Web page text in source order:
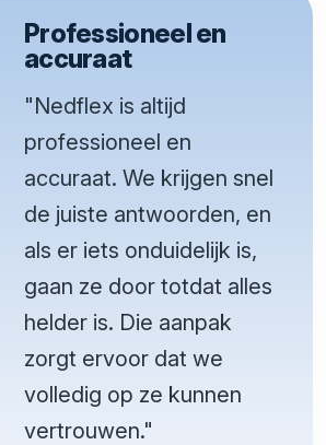
Professioneel en
accuraat
"Nedflex is altijd
professioneel en
accuraat. We krijgen snel
de juiste antwoorden, en
als er iets onduidelijk is,
gaan ze door totdat alles
helder is. Die aanpak
zorgt ervoor dat we
volledig op ze kunnen
vertrouwen."